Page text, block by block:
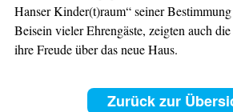
Hanser Kinder(t)raum“ seiner
Beisein vieler Ehrengäste, zeigten auch
ihre Freude über das neue Haus.
Zurück zur